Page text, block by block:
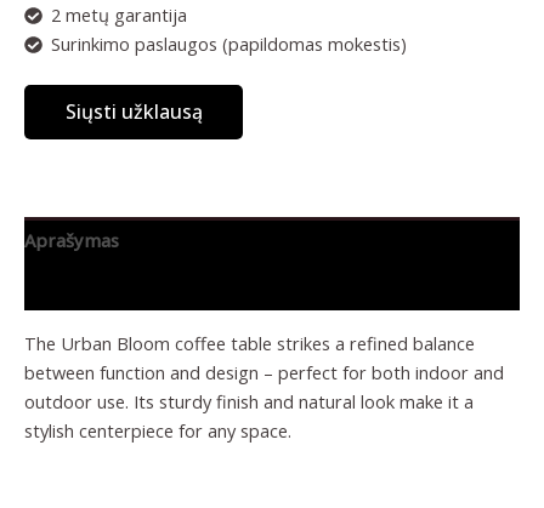
2 metų garantija
Surinkimo paslaugos (papildomas mokestis)
Siųsti užklausą
Aprašymas
The Urban Bloom coffee table strikes a refined balance
between function and design – perfect for both indoor and
outdoor use. Its sturdy finish and natural look make it a
stylish centerpiece for any space.